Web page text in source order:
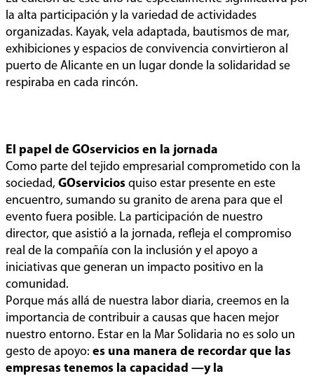
la alta participación y la variedad de actividades
organizadas. Kayak, vela adaptada, bautismos de mar,
exhibiciones y espacios de convivencia convirtieron al
puerto de Alicante en un lugar donde la solidaridad se
respiraba en cada rincón.
El papel de GOservicios en la jornada
Como parte del tejido empresarial comprometido con la
sociedad, GOservicios quiso estar presente en este
encuentro, sumando su granito de arena para que el
evento fuera posible. La participación de nuestro
director, que asistió a la jornada, refleja el compromiso
real de la compañía con la inclusión y el apoyo a
iniciativas que generan un impacto positivo en la
comunidad.
Porque más allá de nuestra labor diaria, creemos en la
importancia de contribuir a causas que hacen mejor
nuestro entorno. Estar en la Mar Solidaria no es solo un
gesto de apoyo: es una manera de recordar que las
empresas tenemos la capacidad —y la